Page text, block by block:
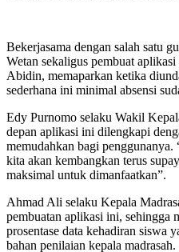
Bekerjasama dengan salah satu
Wetan sekaligus pembuat
Abidin, memaparkan ketika
sederhana ini minimal absensi
Edy Purnomo selaku Wakil
depan aplikasi ini dilengkapi
memudahkan bagi penggunanya.
kita akan kembangkan terus
maksimal untuk dimanfaatkan”.
Ahmad Ali selaku Kepala
pembuatan aplikasi ini, sehingga
prosentase data kehadiran siswa
bahan penilaian kepala